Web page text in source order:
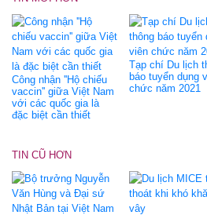
Công nhận ''Hộ chiếu
vaccin'' giữa Việt Nam
với các quốc gia là
đặc biệt cần thiết
Tạp chí Du lịch
báo tuyển dụng
chức năm 2021
TIN CŨ HƠN